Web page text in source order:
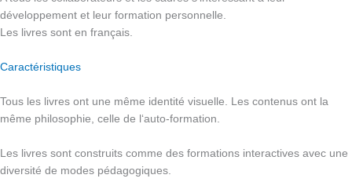
développement et leur formation personnelle.
Les livres sont en français.
Caractéristiques
Tous les livres ont une même identité visuelle. Les contenus ont la
même philosophie, celle de l‘auto-formation.
Les livres sont construits comme des formations interactives avec une
diversité de modes pédagogiques.